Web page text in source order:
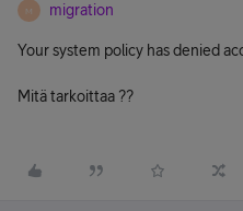
M migration
Your system policy has denied
Mitä tarkoittaa ??